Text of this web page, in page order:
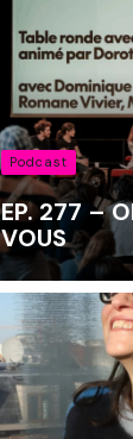
Podcast
EP. 277 –
VOUS